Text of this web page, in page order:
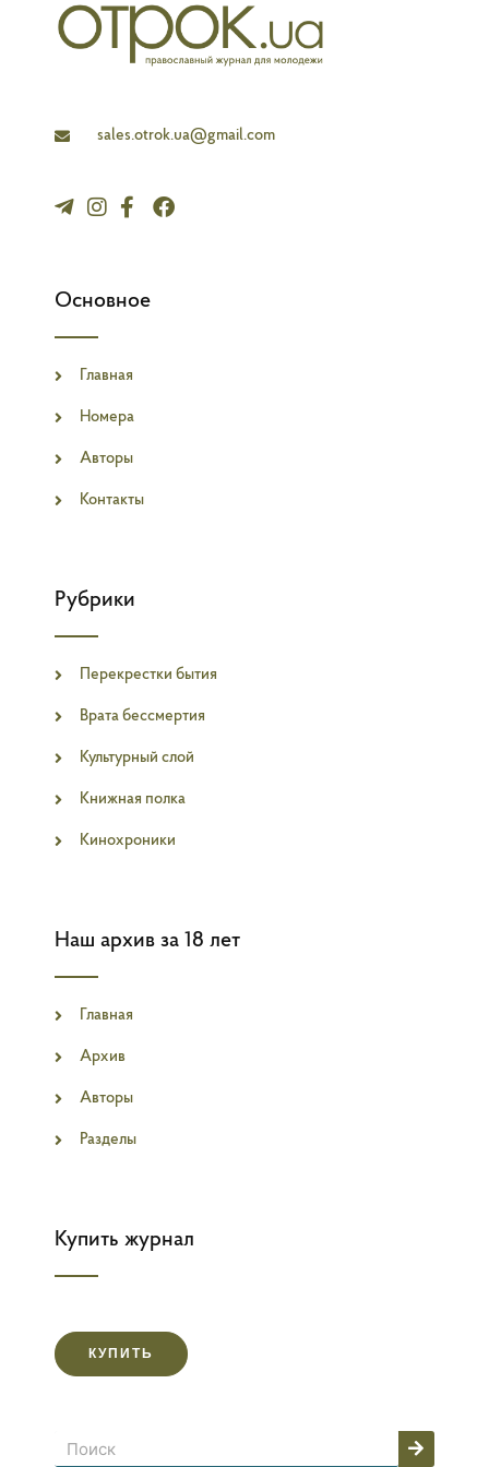
l
a
sales.otrok.ua@gmail.com
Основное
Главная
Номера
Авторы
Контакты
Рубрики
Перекрестки бытия
Врата бессмертия
Культурный слой
Книжная полка
Кинохроники
Наш архив за 18 лет
Главная
Архив
Авторы
Разделы
Купить журнал
КУПИТЬ